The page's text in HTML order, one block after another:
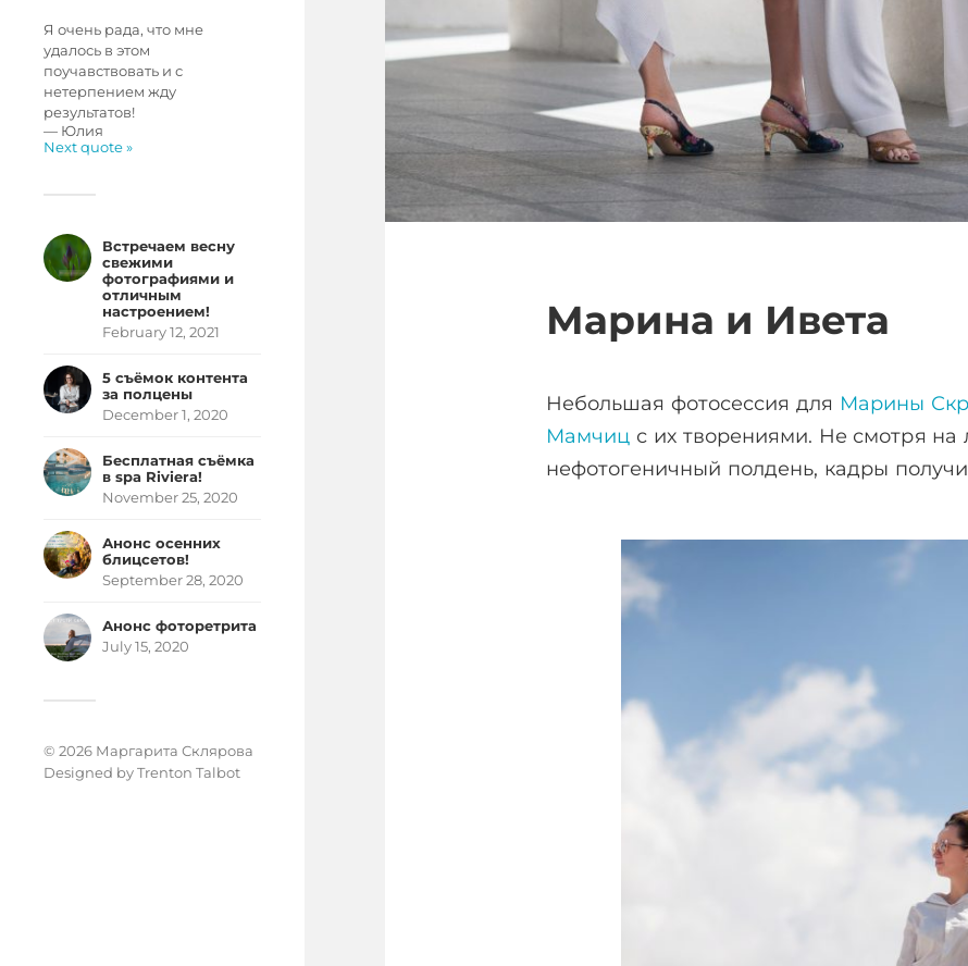
Я очень рада, что мне
удалось в этом
поучавствовать и с
нетерпением жду
результатов!
— Юлия
Next quote »
Встречаем весну
свежими
фотографиями и
отличным
настроением!
February 12, 2021
5 съёмок контента
за полцены
December 1, 2020
Бесплатная съёмка
в spa Riviera!
November 25, 2020
Анонс осенних
блицсетов!
September 28, 2020
Анонс фоторетрита
July 15, 2020
© 2026 Маргарита Склярова
Designed byTrenton Talbot
Марина и Ивета
Небольшая фотосессия для Марины
Мамчиц с их творениями. Не смотря на
нефотогеничный полдень, кадры